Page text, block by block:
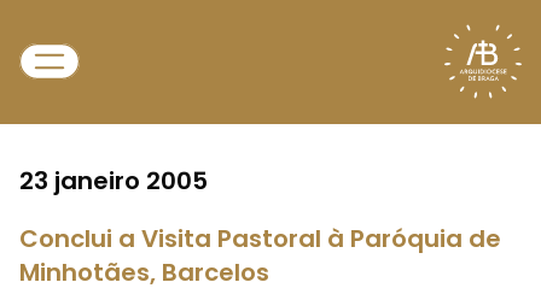
23 janeiro 2005
Conclui a Visita Pastoral à Paróquia de
Minhotães, Barcelos